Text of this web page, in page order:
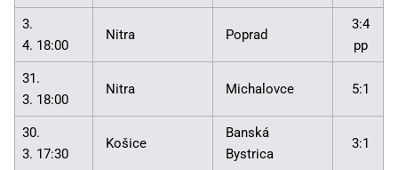
3.
4. 18:00
Nitra Poprad
3:4
pp
31.
3. 18:00
Nitra Michalovce 5:1
30.
3. 17:30
Košice
Banská
Bystrica
3:1